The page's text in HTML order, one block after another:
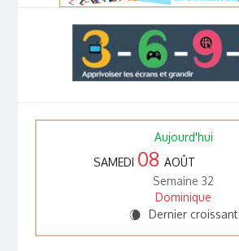
Aujourd'hui
SAMEDI 08 AOÛT
Semaine 32
Dominique
W Dernier croissant